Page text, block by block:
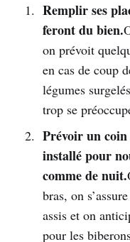
Remplir ses
feront du bien.
on prévoit
en cas de coup
légumes
trop se
Prévoir un coin
installé pour
comme de nuit.
bras, on
assis et on
pour les